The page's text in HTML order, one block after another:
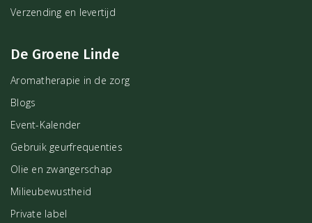
Verzending en levertijd
De Groene Linde
Aromatherapie in de zorg
Blogs
Event-Kalender
Gebruik geurfrequenties
Olie en zwangerschap
Milieubewustheid
Private label